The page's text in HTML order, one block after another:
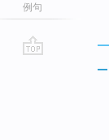
例句